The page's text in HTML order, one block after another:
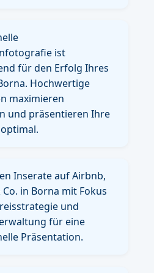
ist
für den Erfolg Ihres
Hochwertige
maximieren
und präsentieren Ihre
Inserate auf Airbnb,
in Borna mit Fokus
und
für eine
Präsentation.